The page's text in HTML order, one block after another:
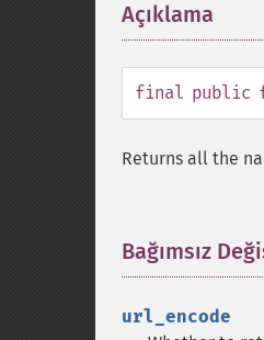
Açıklama
final public
Returns all the
Bağımsız
url_encode